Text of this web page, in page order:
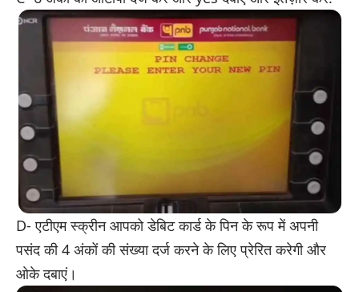
D- एटीएम स्क्रीन आपको डेबिट कार्ड के पिन के रूप में अपनी
पसंद की 4 अंकों की संख्या दर्ज करने के लिए प्रेरित करेगी और
ओके दबाएं।